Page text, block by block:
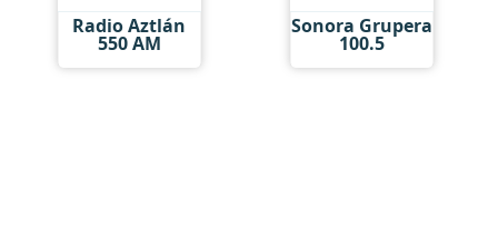
Radio Aztlán
550 AM
Sonora Grupera
100.5